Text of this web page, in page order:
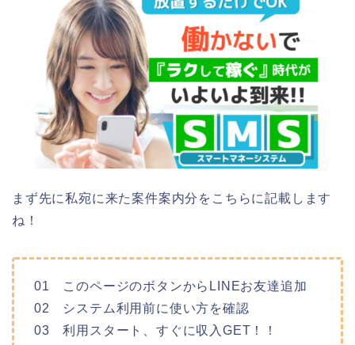
まず先に私宛に来た案件案内分をこちらに記載します
ね！
01 このページのボタンからLINEお友達追加
02 システム利用前に使い方を確認
03 利用スタート、すぐに収入GET！！